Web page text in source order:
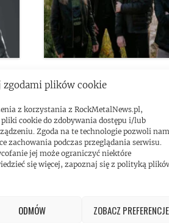
zgodami plików cookie
z korzystania z RockMetalNews.pl,
cookie do zdobywania dostępu i/lub
Zgoda na te technologie pozwoli nam
zachowania podczas przeglądania serwisu.
jej może ograniczyć niektóre
się więcej, zapoznaj się z polityką
ODMÓW ZOBACZ PREFERENCJE
Wspólna trasa
Megadeth? Dave
„To by wszystko